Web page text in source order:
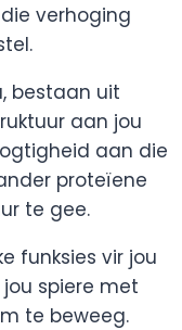
verhoging
bestaan uit
aan jou
aan die
proteïene
te gee.
funksies vir jou
spiere met
te beweeg.